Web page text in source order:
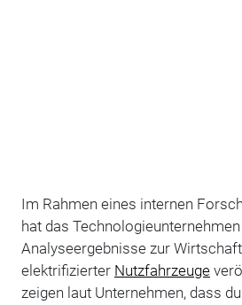
Im Rahmen eines internen
hat das Technologieunternehmen
Analyseergebnisse zur
elektrifizierter Nutzfahrzeuge
zeigen laut Unternehmen, dass